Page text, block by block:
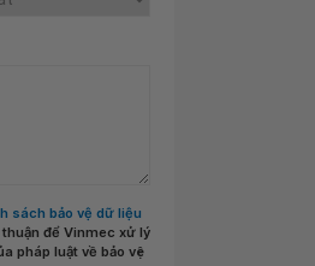
sách bảo vệ dữ liệu
thuận để Vinmec xử lý
pháp luật về bảo vệ